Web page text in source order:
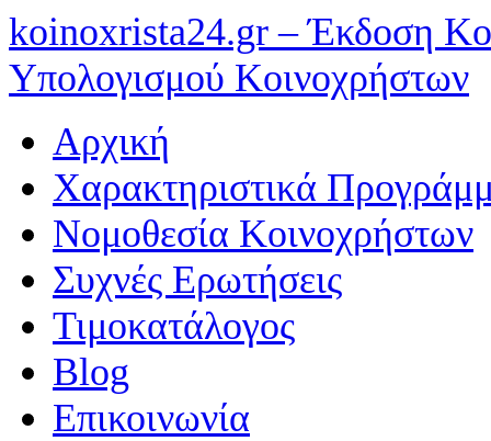
koinoxrista24.gr – Έκδοση
Υπολογισμού Κοινοχρήστων
Αρχική
Χαρακτηριστικά
Νομοθεσία Κοινοχρήστων
Συχνές Ερωτήσεις
Τιμοκατάλογος
Blog
Επικοινωνία